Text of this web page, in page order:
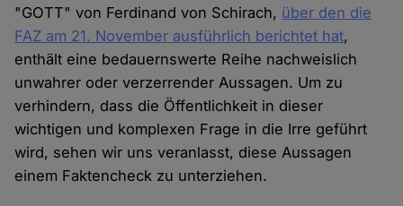
"GOTT" von Ferdinand von Schirach, über den die
FAZ am 21. November ausführlich berichtet hat,
enthält eine bedauernswerte Reihe nachweislich
unwahrer oder verzerrender Aussagen. Um zu
verhindern, dass die Öffentlichkeit in dieser
wichtigen und komplexen Frage in die Irre geführt
wird, sehen wir uns veranlasst, diese Aussagen
einem Faktencheck zu unterziehen.